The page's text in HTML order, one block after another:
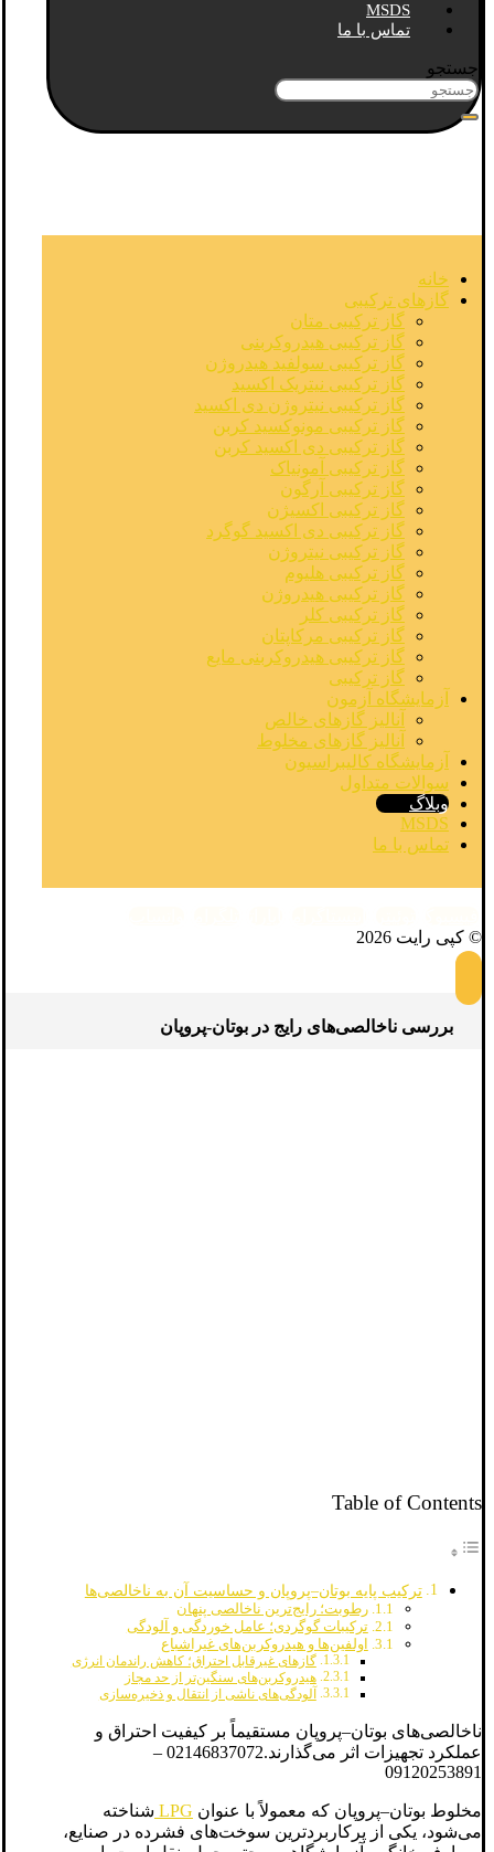
MSDS
تماس با ما
جستجو
خانه
گازهای ترکیبی
گاز ترکیبی متان
گاز ترکیبی هیدروکربنی
گاز ترکیبی سولفید هیدروژن
گاز ترکیبی نیتریک اکسید
گاز ترکیبی نیتروژن دی اکسید
گاز ترکیبی مونوکسید کربن
گاز ترکیبی دی اکسید کربن
گاز ترکیبی آمونیاک
گاز ترکیبی آرگون
گاز ترکیبی اکسیژن
گاز ترکیبی دی اکسید گوگرد
گاز ترکیبی نیتروژن
گاز ترکیبی هلیوم
گاز ترکیبی هیدروژن
گاز ترکیبی کلر
گاز ترکیبی مرکاپتان
گاز ترکیبی هیدروکربنی مایع
گاز ترکیبی
آزمایشگاه آزمون
آنالیز گازهای خالص
آنالیز گازهای مخلوط
آزمایشگاه کالیبراسیون
سوالات متداول
وبلاگ
MSDS
تماس با ما
© کپی رایت 2026
بررسی ناخالصی‌های رایج در بوتان-پروپان
Table of Contents
ترکیب پایه بوتان–پروپان و حساسیت آن به ناخالصی‌ها
رطوبت؛ رایج‌ترین ناخالصی پنهان
ترکیبات گوگردی؛ عامل خوردگی و آلودگی
اولفین‌ها و هیدروکربن‌های غیراشباع
گازهای غیرقابل احتراق؛ کاهش راندمان انرژی
هیدروکربن‌های سنگین‌تر از حد مجاز
آلودگی‌های ناشی از انتقال و ذخیره‌سازی
ناخالصی‌های بوتان–پروپان مستقیماً بر کیفیت احتراق و
عملکرد تجهیزات اثر می‌گذارند.02146837072 –
09120253891
مخلوط بوتان–پروپان که معمولاً با عنوان LPG شناخته
می‌شود، یکی از پرکاربردترین سوخت‌های فشرده در صنایع،